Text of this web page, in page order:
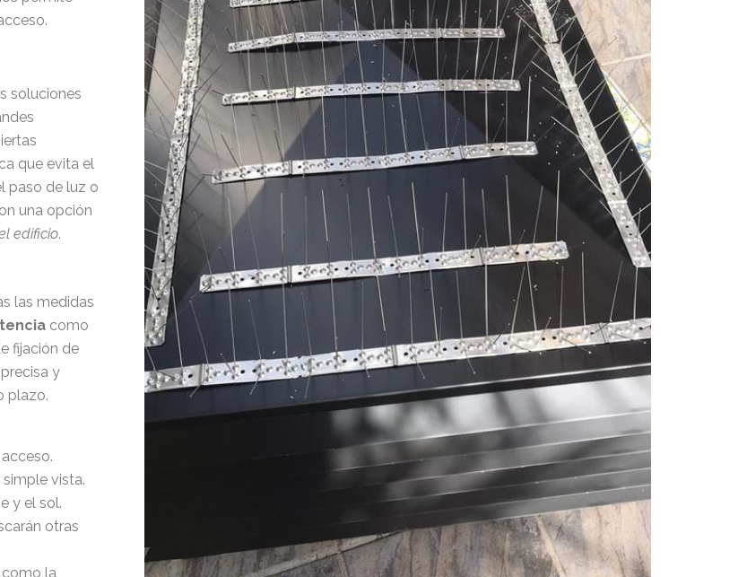
soluciones
que evita el
paso de luz o
una opción
edificio.
las medidas
como
fijación de
y
plazo.
vista.
y el sol.
otras
como la